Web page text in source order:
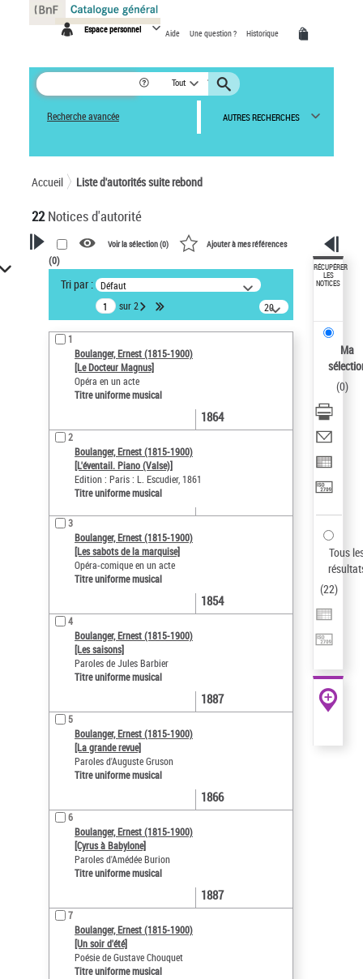
Espace personnel Aide Une question ? Historique
Tout
Recherche avancée AUTRES RECHERCHES
Accueil Liste d'autorités suite rebond
22Notices d'autorité
VOTRE RECHERCHE
Œuvres liées à l'auteur :
Boulanger, Ernest (1815-1900)
Sauvegarder votre recherche
AFFINER
Type de notice d'autorité
Titre uniforme musical
Statut de la notice d’autorité
Langues
Pays
Siècle (naissance, création)
Genre musical
Voir la sélection (0) Ajouter à mes références
(0)
Tri par : Défaut
sur 2
20
résultats/page
1
Boulanger, Ernest (1815-1900)
[Le Docteur Magnus]
Opéra en un acte
Titre uniforme musical
1864
2
Boulanger, Ernest (1815-1900)
[L'éventail. Piano (Valse)]
Edition : Paris : L. Escudier, 1861
Titre uniforme musical
3
Boulanger, Ernest (1815-1900)
[Les sabots de la marquise]
Opéra-comique en un acte
Titre uniforme musical
1854
4
Boulanger, Ernest (1815-1900)
[Les saisons]
Paroles de Jules Barbier
Titre uniforme musical
1887
5
Boulanger, Ernest (1815-1900)
[La grande revue]
Paroles d'Auguste Gruson
Titre uniforme musical
1866
6
Boulanger, Ernest (1815-1900)
[Cyrus à Babylone]
Paroles d'Amédée Burion
Titre uniforme musical
1887
7
Boulanger, Ernest (1815-1900)
[Un soir d'été]
Poésie de Gustave Chouquet
Titre uniforme musical
RÉCUPÉRER
LES
NOTICES
Ma
(0)
Tous
(22)
Panneau de gestion des cookies